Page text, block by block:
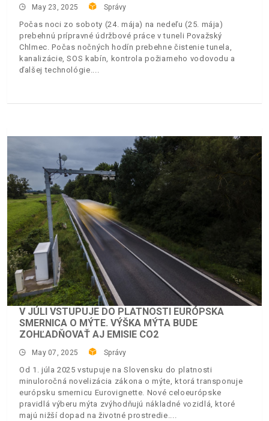
May 23, 2025 Správy
Počas noci zo soboty (24. mája) na nedeľu (25. mája)
prebehnú prípravné údržbové práce v tuneli Považský
Chlmec. Počas nočných hodín prebehne čistenie tunela,
kanalizácie, SOS kabín, kontrola požiarneho vodovodu a
ďalšej technológie.
V JÚLI VSTUPUJE DO PLATNOSTI EURÓPSKA
SMERNICA O MÝTE. VÝŠKA MÝTA BUDE
ZOHĽADŇOVAŤ AJ EMISIE CO2
May 07, 2025 Správy
Od 1. júla 2025 vstupuje na Slovensku do platnosti
minuloročná novelizácia zákona o mýte, ktorá transponuje
európsku smernicu Eurovignette. Nové celoeurópske
pravidlá výberu mýta zvýhodňujú nákladné vozidlá, ktoré
majú nižší dopad na životné prostredie.